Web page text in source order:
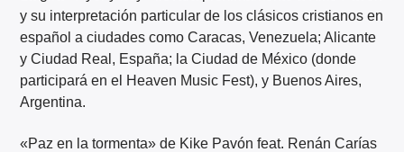
y su interpretación particular de los clásicos cristianos en
español a ciudades como Caracas, Venezuela; Alicante
y Ciudad Real, España; la Ciudad de México (donde
participará en el Heaven Music Fest), y Buenos Aires,
Argentina.
«Paz en la tormenta» de Kike Pavón feat. Renán Carías